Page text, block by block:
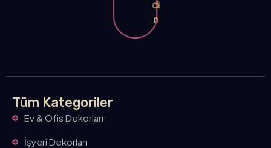
di
n
Tüm Kategoriler
Ev & Ofis Dekorları
İşyeri Dekorları